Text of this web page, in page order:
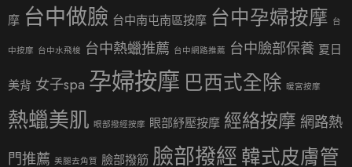
摩 台中做臉 台中南屯南區按摩 台中孕婦按摩 台
中按摩 台中水飛梭 台中熱蠟推薦 台中網路推薦 台中臉部保養 夏日
美背 女子spa 孕婦按摩 巴西式全除 暖宮按摩
熱蠟美肌 眼部撥經按摩 眼部紓壓按摩 經絡按摩 網路熱
門推薦 美腿去角質 臉部撥筋 臉部撥經 韓式皮膚管